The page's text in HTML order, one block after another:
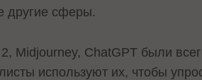
другие сферы.
Midjourney, ChatGPT были
используют их, чтобы